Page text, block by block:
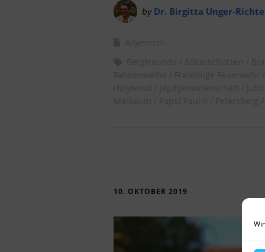
by Dr. Birgitta Unger-
10. OKTOBER 2019